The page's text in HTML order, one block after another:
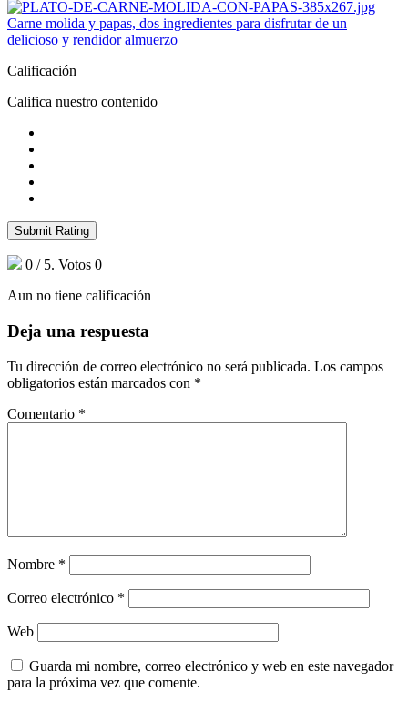
Carne molida y papas, dos ingredientes para disfrutar de un
delicioso y rendidor almuerzo
Calificación
Califica nuestro contenido
Submit Rating
0 / 5. Votos 0
Aun no tiene calificación
Deja una respuesta
Tu dirección de correo electrónico no será publicada. Los campos
obligatorios están marcados con *
Comentario *
Nombre *
Correo electrónico *
Web
Guarda mi nombre, correo electrónico y web en este navegador
para la próxima vez que comente.